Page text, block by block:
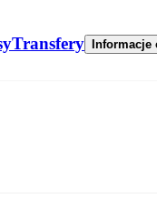
Transfery Informacje